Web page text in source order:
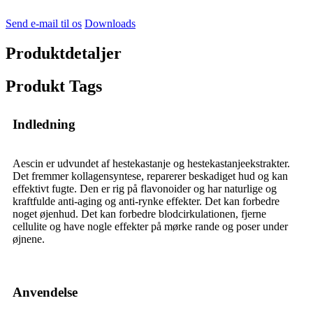
Send e-mail til os Downloads
Produktdetaljer
Produkt Tags
Indledning
Aescin er udvundet af hestekastanje og hestekastanjeekstrakter.
Det fremmer kollagensyntese, reparerer beskadiget hud og kan
effektivt fugte. Den er rig på flavonoider og har naturlige og
kraftfulde anti-aging og anti-rynke effekter. Det kan forbedre
noget øjenhud. Det kan forbedre blodcirkulationen, fjerne
cellulite og have nogle effekter på mørke rande og poser under
øjnene.
Anvendelse